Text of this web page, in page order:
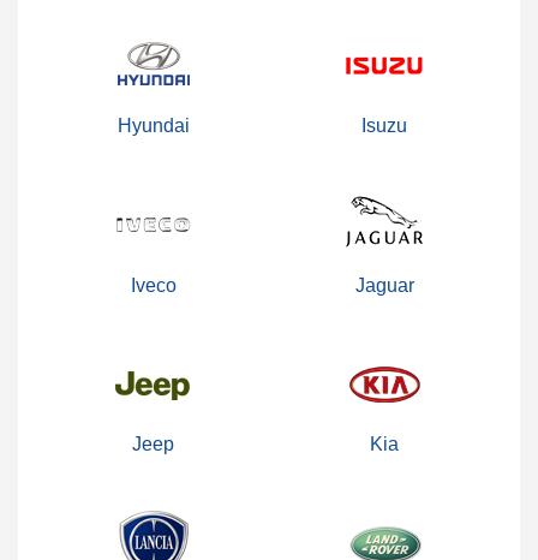
Hyundai Isuzu
Iveco Jaguar
Jeep Kia